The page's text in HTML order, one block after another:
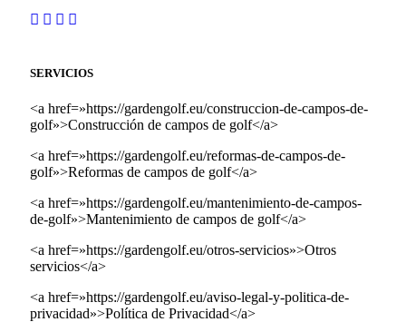
SERVICIOS
<a href=»https://gardengolf.eu/construccion-de-campos-de-
golf»>Construcción de campos de golf</a>
<a href=»https://gardengolf.eu/reformas-de-campos-de-
golf»>Reformas de campos de golf</a>
<a href=»https://gardengolf.eu/mantenimiento-de-campos-
de-golf»>Mantenimiento de campos de golf</a>
<a href=»https://gardengolf.eu/otros-servicios»>Otros
servicios</a>
<a href=»https://gardengolf.eu/aviso-legal-y-politica-de-
privacidad»>Política de Privacidad</a>